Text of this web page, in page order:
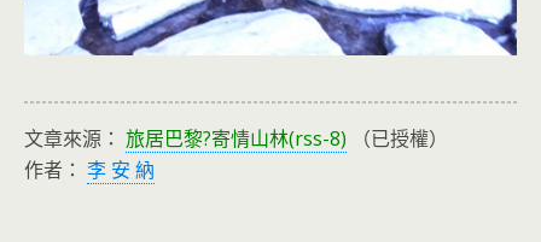
文章來源： 旅居巴黎?寄情山林(rss-8) （已授權）
作者： 李 安 納